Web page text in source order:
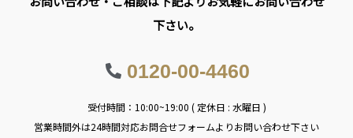
下さい。
0120-00-4460
受付時間：10:00~19:00 ( 定休日 : 水曜日 )
営業時間外は24時間対応お問合せフォームよりお問い合わせ下さい